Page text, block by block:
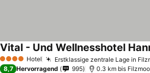
4 Sterne Hotel Erstklassige zentrale Lage in
Vital - Und Wellnesshotel
8,7 Hervorragend 995 0.3 km bis